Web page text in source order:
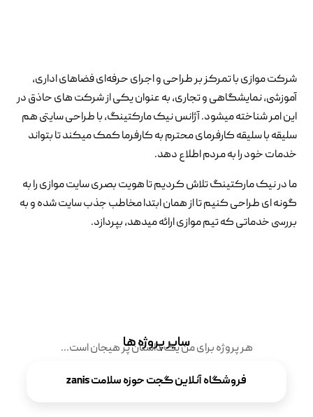
شرکت موازی با تمرکز بر طراحی و اجرای حرفه‌ای فضاهای اداری،
آموزشی، نمایشگاهی و تجاری، به عنوان یکی از شرکت های حاذق در
این امر شناخته میشود. آژانس نیک مارکتینگ، با طراحی سایتی هم
سلیقه با سلیقه کارفرمای محترم به کارفرما کمک میکند تا بتواند
خدمات خود را به مردم اطلاع دهد.
ما در نیک مارکتینگ تلاش کردیم تا هویت بصری سایت موازی را به
گونه ای طراحی کنیم تا از همان ابتدا مخاطب جذب سایت شده و به
بررسی خدماتی که تیم موازی ارائه میدهد، بپردازد.
سایر پروژه ها
هر پروژه برای من یک داستان پر هیجان است...
فروشگاه آنلاین گجت حوزه سلامت zanis